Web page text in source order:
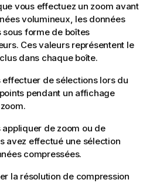
vous effectuez un zoom avant
volumineux, les données
forme de boîtes
Ces valeurs représentent le
dans chaque boîte.
effectuer de sélections lors du
pendant un affichage
appliquer de zoom ou de
avez effectué une sélection
compressées.
la résolution de compression